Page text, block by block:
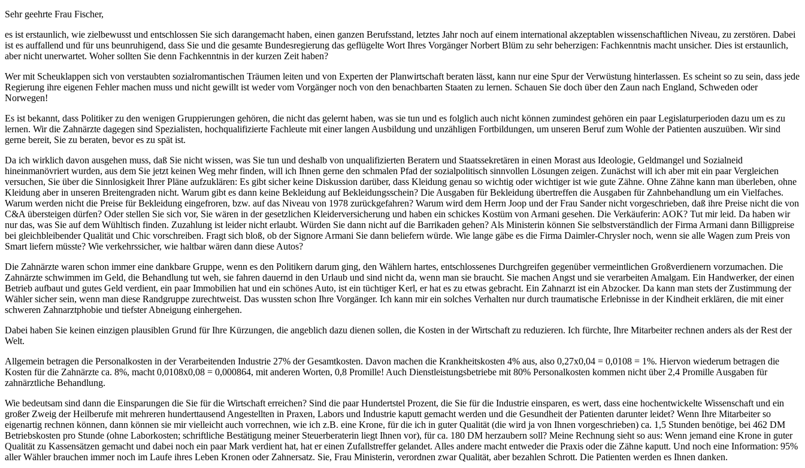
Sehr geehrte Frau Fischer,
es ist erstaunlich, wie zielbewusst und entschlossen Sie sich darangemacht haben, einen ganzen Berufsstand, letztes Jahr noch auf einem international akzeptablen wissenschaftlichen Niveau, zu zerstören. Dabei
ist es auffallend und für uns beunruhigend, dass Sie und die gesamte Bundesregierung das geflügelte Wort Ihres Vorgänger Norbert Blüm zu sehr beherzigen: Fachkenntnis macht unsicher. Dies ist erstaunlich,
aber nicht unerwartet. Woher sollten Sie denn Fachkenntnis in der kurzen Zeit haben?
Wer mit Scheuklappen sich von verstaubten sozialromantischen Träumen leiten und von Experten der Planwirtschaft beraten lässt, kann nur eine Spur der Verwüstung hinterlassen. Es scheint so zu sein, dass jede
Regierung ihre eigenen Fehler machen muss und nicht gewillt ist weder vom Vorgänger noch von den benachbarten Staaten zu lernen. Schauen Sie doch über den Zaun nach England, Schweden oder
Norwegen!
Es ist bekannt, dass Politiker zu den wenigen Gruppierungen gehören, die nicht das gelernt haben, was sie tun und es folglich auch nicht können zumindest gehören ein paar Legislaturperioden dazu um es zu
lernen. Wir die Zahnärzte dagegen sind Spezialisten, hochqualifizierte Fachleute mit einer langen Ausbildung und unzähligen Fortbildungen, um unseren Beruf zum Wohle der Patienten auszuüben. Wir sind
gerne bereit, Sie zu beraten, bevor es zu spät ist.
Da ich wirklich davon ausgehen muss, daß Sie nicht wissen, was Sie tun und deshalb von unqualifizierten Beratern und Staatssekretären in einen Morast aus Ideologie, Geldmangel und Sozialneid
hineinmanövriert wurden, aus dem Sie jetzt keinen Weg mehr finden, will ich Ihnen gerne den schmalen Pfad der sozialpolitisch sinnvollen Lösungen zeigen. Zunächst will ich aber mit ein paar Vergleichen
versuchen, Sie über die Sinnlosigkeit Ihrer Pläne aufzuklären: Es gibt sicher keine Diskussion darüber, dass Kleidung genau so wichtig oder wichtiger ist wie gute Zähne. Ohne Zähne kann man überleben, ohne
Kleidung aber in unseren Breitengraden nicht. Warum gibt es dann keine Bekleidung auf Bekleidungsschein? Die Ausgaben für Bekleidung übertreffen die Ausgaben für Zahnbehandlung um ein Vielfaches.
Warum werden nicht die Preise für Bekleidung eingefroren, bzw. auf das Niveau von 1978 zurückgefahren? Warum wird dem Herrn Joop und der Frau Sander nicht vorgeschrieben, daß ihre Preise nicht die von
C&A übersteigen dürfen? Oder stellen Sie sich vor, Sie wären in der gesetzlichen Kleiderversicherung und haben ein schickes Kostüm von Armani gesehen. Die Verkäuferin: AOK? Tut mir leid. Da haben wir
nur das, was Sie auf dem Wühltisch finden. Zuzahlung ist leider nicht erlaubt. Würden Sie dann nicht auf die Barrikaden gehen? Als Ministerin können Sie selbstverständlich der Firma Armani dann Billigpreise
bei gleichbleibender Qualität und Chic vorschreiben. Fragt sich bloß, ob der Signore Armani Sie dann beliefern würde. Wie lange gäbe es die Firma Daimler-Chrysler noch, wenn sie alle Wagen zum Preis von
Smart liefern müsste? Wie verkehrssicher, wie haltbar wären dann diese Autos?
Die Zahnärzte waren schon immer eine dankbare Gruppe, wenn es den Politikern darum ging, den Wählern hartes, entschlossenes Durchgreifen gegenüber vermeintlichen Großverdienern vorzumachen. Die
Zahnärzte schwimmen im Geld, die Behandlung tut weh, sie fahren dauernd in den Urlaub und sind nicht da, wenn man sie braucht. Sie machen Angst und sie verarbeiten Amalgam. Ein Handwerker, der einen
Betrieb aufbaut und gutes Geld verdient, ein paar Immobilien hat und ein schönes Auto, ist ein tüchtiger Kerl, er hat es zu etwas gebracht. Ein Zahnarzt ist ein Abzocker. Da kann man stets der Zustimmung der
Wähler sicher sein, wenn man diese Randgruppe zurechtweist. Das wussten schon Ihre Vorgänger. Ich kann mir ein solches Verhalten nur durch traumatische Erlebnisse in der Kindheit erklären, die mit einer
schweren Zahnarztphobie und tiefster Abneigung einhergehen.
Dabei haben Sie keinen einzigen plausiblen Grund für Ihre Kürzungen, die angeblich dazu dienen sollen, die Kosten in der Wirtschaft zu reduzieren. Ich fürchte, Ihre Mitarbeiter rechnen anders als der Rest der
Welt.
Allgemein betragen die Personalkosten in der Verarbeitenden Industrie 27% der Gesamtkosten. Davon machen die Krankheitskosten 4% aus, also 0,27x0,04 = 0,0108 = 1%. Hiervon wiederum betragen die
Kosten für die Zahnärzte ca. 8%, macht 0,0108x0,08 = 0,000864, mit anderen Worten, 0,8 Promille! Auch Dienstleistungsbetriebe mit 80% Personalkosten kommen nicht über 2,4 Promille Ausgaben für
zahnärztliche Behandlung.
Wie bedeutsam sind dann die Einsparungen die Sie für die Wirtschaft erreichen? Sind die paar Hundertstel Prozent, die Sie für die Industrie einsparen, es wert, dass eine hochentwickelte Wissenschaft und ein
großer Zweig der Heilberufe mit mehreren hunderttausend Angestellten in Praxen, Labors und Industrie kaputt gemacht werden und die Gesundheit der Patienten darunter leidet? Wenn Ihre Mitarbeiter so
eigenartig rechnen können, dann können sie mir vielleicht auch vorrechnen, wie ich z.B. eine Krone, für die ich in guter Qualität (die wird ja von Ihnen vorgeschrieben) ca. 1,5 Stunden benötige, bei 462 DM
Betriebskosten pro Stunde (ohne Laborkosten; schriftliche Bestätigung meiner Steuerberaterin liegt Ihnen vor), für ca. 180 DM herzaubern soll? Meine Rechnung sieht so aus: Wenn jemand eine Krone in guter
Qualität zu Kassensätzen gemacht und dabei noch ein paar Mark verdient hat, hat er einen Zufallstreffer gelandet. Alles andere macht entweder die Praxis oder die Zähne kaputt. Und noch eine Information: 95%
aller Wähler brauchen immer noch im Laufe ihres Leben Kronen oder Zahnersatz. Sie, Frau Ministerin, verordnen zwar Qualität, aber bezahlen Schrott. Die Patienten werden es Ihnen danken.